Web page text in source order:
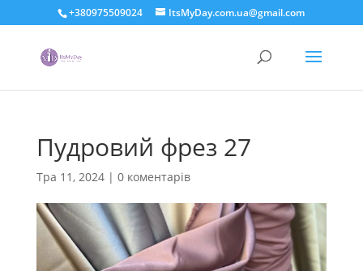
+380975509024 ItsMyDay.com.ua@gmail.com
Пудровий фрез 27
Тра 11, 2024| 0 коментарів